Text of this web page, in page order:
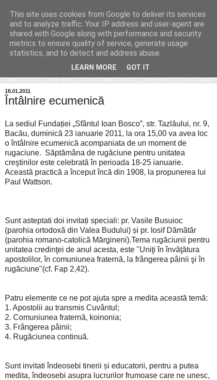
Inima Bacăului
Din inima Bacăului...spre inima ta...
18.01.2011
Întâlnire ecumenică
La sediul Fundației „Sfântul Ioan Bosco”, str. Tazlăului, nr. 9,
Bacău, duminică 23 ianuarie 2011, la ora 15,00 va avea loc
o întâlnire ecumenică acompaniata de un moment de
rugaciune. Săptămâna de rugăciune pentru unitatea
creştinilor este celebrată în perioada 18-25 ianuarie.
Această practică a început încă din 1908, la propunerea lui
Paul Wattson.
Sunt asteptati doi invitați speciali: pr. Vasile Busuioc
(parohia ortodoxă din Valea Budului) și pr. Iosif Dămătăr
(parohia romano-catolică Mărgineni).Tema rugăciunii pentru
unitatea credinţei de anul acesta, este "Uniţi în învăţătura
apostolilor, în comuniunea fraternă, la frângerea pâinii şi în
rugăciune"(cf. Fap 2,42).
Patru elemente ce ne pot ajuta spre a medita această temă:
1. Apostolii au transmis Cuvântul;
2. Comuniunea fraternă, koinonia;
3. Frângerea pâinii;
4. Rugăciunea continuă.
Sunt invitati îndeosebi tinerii și educatorii, pentru a putea
medita, îndeosebi asupra lucrurilor frumoase care ne unesc,
This site uses cookies from Google to deliver its services
and to analyze traffic. Your IP address and user-agent are
shared with Google along with performance and security
metrics to ensure quality of service, generate usage
statistics, and to detect and address abuse.
LEARN MORE GOT IT